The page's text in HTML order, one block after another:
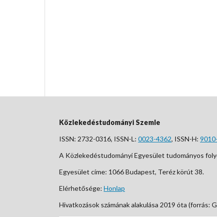
Közlekedéstudományi Szemle
ISSN: 2732-0316, ISSN-L: 0023-4362, ISSN-H:
A Közlekedéstudományi Egyesület tudományos
Egyesület címe: 1066 Budapest, Teréz körút 38.
Elérhetősége: Honlap
Hivatkozások számának alakulása 2019 óta (forrás: